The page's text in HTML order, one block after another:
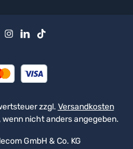
GmbH & Co. KG
zzgl. Versandkosten
nicht anders angegeben.